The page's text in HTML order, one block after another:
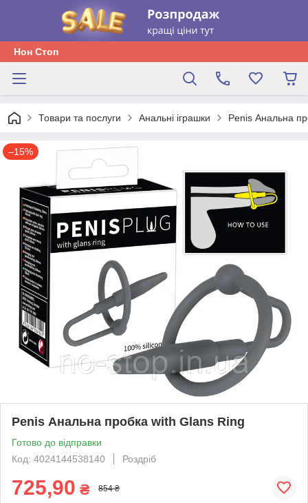
Нон Стоп
Товари та послуги Анальні іграшки Penis Анальна
–15%
Penis Анальна пробка with Glans Ring
Готово до відправки
Код: 4024144538140
Роздріб
725,90 ₴ 854 ₴